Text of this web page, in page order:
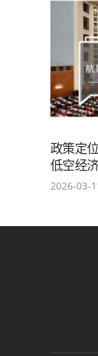
政策定
低空经
2026-03-